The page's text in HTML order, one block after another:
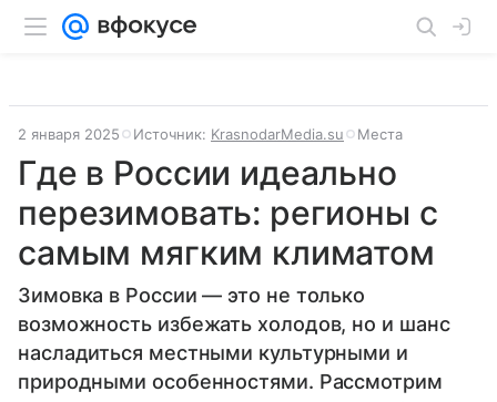
2 января 2025 Источник: KrasnodarMedia.su Места
Где в России идеально
перезимовать: регионы с
самым мягким климатом
Зимовка в России — это не только
возможность избежать холодов, но и шанс
насладиться местными культурными и
природными особенностями. Рассмотрим